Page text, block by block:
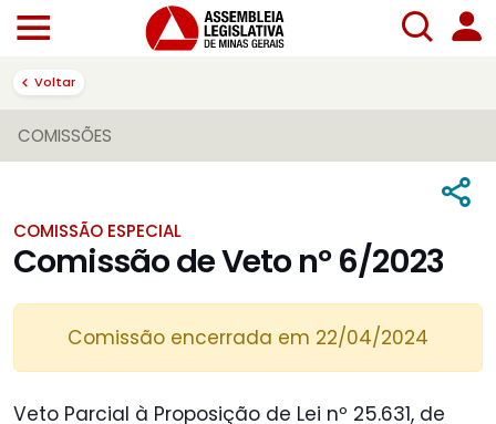
Voltar
COMISSÕES
COMISSÃO ESPECIAL
Comissão de Veto nº 6/2023
Comissão encerrada em 22/04/2024
Veto Parcial à Proposição de Lei nº 25.631, de